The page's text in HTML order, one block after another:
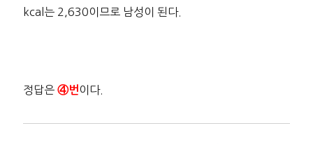
kcal는 2,630이므로 남성이 된다.
정답은④번 이다.